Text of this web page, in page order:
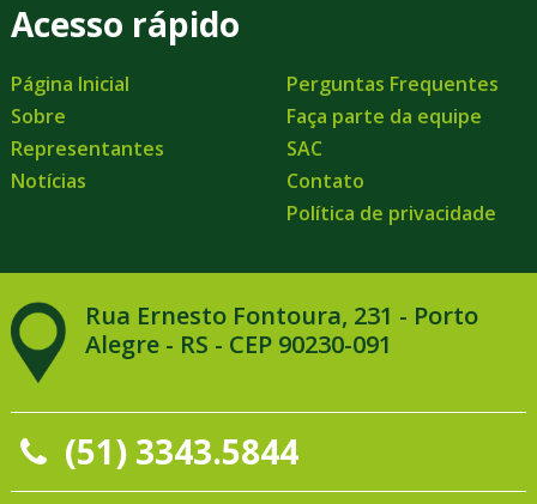
Acesso rápido
Página Inicial
Sobre
Representantes
Notícias
Perguntas Frequentes
Faça parte da equipe
SAC
Contato
Política de privacidade
Rua Ernesto Fontoura, 231 - Porto
Alegre - RS - CEP 90230-091
(51) 3343.5844